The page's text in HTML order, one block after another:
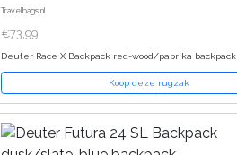
Travelbags.nl
€73,99
Deuter Race X Backpack red-wood/paprika backpack
Koop deze rugzak